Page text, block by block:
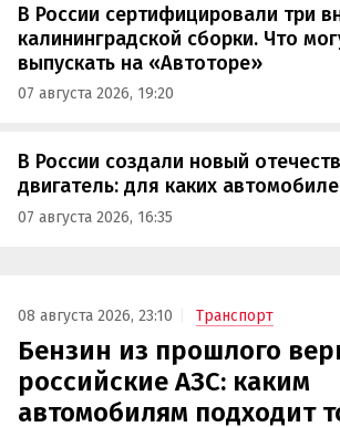
В России сертифицировали три
калининградской сборки. Что
выпускать на «Автоторе»
07 августа 2026, 19:20
В России создали новый
двигатель: для каких
07 августа 2026, 16:35
08 августа 2026, 23:10 Транспорт
Бензин из прошлого
российские АЗС: каким
автомобилям подходит